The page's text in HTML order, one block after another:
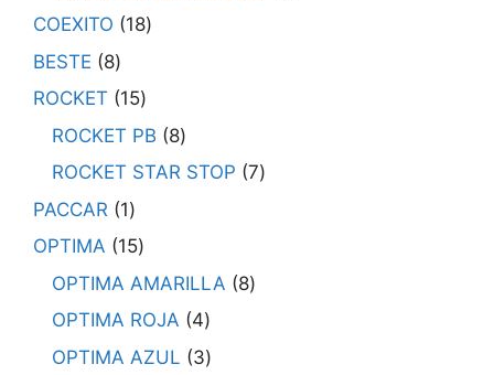
COEXITO
18
BESTE
8
ROCKET
15
ROCKET PB
8
ROCKET STAR STOP 7
PACCAR
1
OPTIMA
15
OPTIMA AMARILLA
8
OPTIMA ROJA
4
OPTIMA AZUL
3